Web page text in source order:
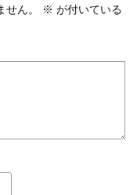
ん。
※ が付いている